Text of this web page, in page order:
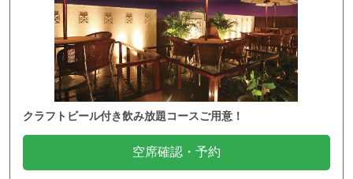
クラフトビール付き飲み放題コースご用意！
空席確認・予約